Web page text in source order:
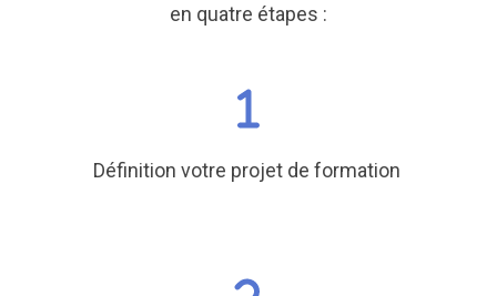
en quatre étapes :
Définition votre projet de formation